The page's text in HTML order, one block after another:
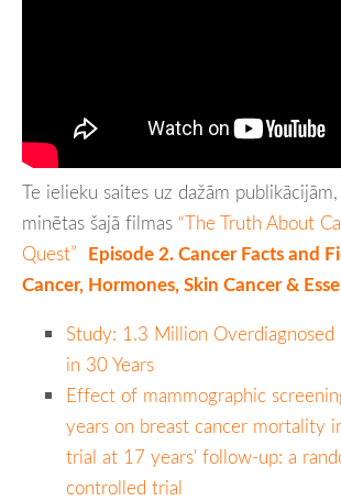
Te ielieku saites uz dažām
minētas šajā filmas “The Truth About
Quest” Episode 2. Cancer Facts and
Cancer, Hormones, Skin Cancer &
Study: 1.3 Million Overdiagnosed
in 30 Years
Effect of mammographic
years on breast cancer mortality
trial at 17 years' follow-up: a
controlled trial